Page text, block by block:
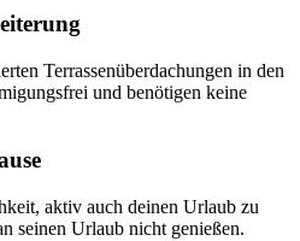
Terrassenüberdachungen in den
und benötigen keine
aktiv auch deinen Urlaub zu
seinen Urlaub nicht genießen.